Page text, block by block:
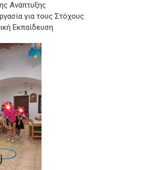
Ανάπτυξης
για τους Στόχους
Εκπαίδευση